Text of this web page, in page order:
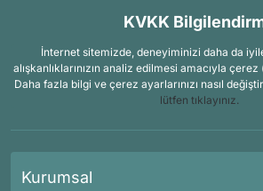
KVKK
İnternet sitemizde, deneyiminizi daha da
alışkanlıklarınızın analiz edilmesi amacıyla
Daha fazla bilgi ve çerez ayarlarınızı nasıl
lütfen tıklayınız.
Kurumsal